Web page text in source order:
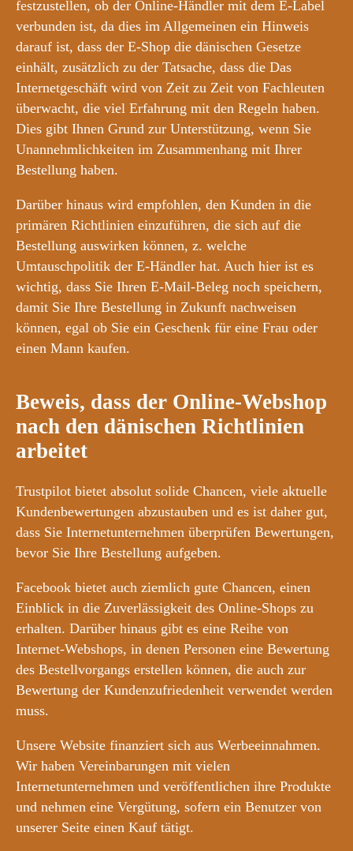
festzustellen, ob der Online-Händler mit dem E-Label
verbunden ist, da dies im Allgemeinen ein Hinweis
darauf ist, dass der E-Shop die dänischen Gesetze
einhält, zusätzlich zu der Tatsache, dass die Das
Internetgeschäft wird von Zeit zu Zeit von Fachleuten
überwacht, die viel Erfahrung mit den Regeln haben.
Dies gibt Ihnen Grund zur Unterstützung, wenn Sie
Unannehmlichkeiten im Zusammenhang mit Ihrer
Bestellung haben.
Darüber hinaus wird empfohlen, den Kunden in die
primären Richtlinien einzuführen, die sich auf die
Bestellung auswirken können, z. welche
Umtauschpolitik der E-Händler hat. Auch hier ist es
wichtig, dass Sie Ihren E-Mail-Beleg noch speichern,
damit Sie Ihre Bestellung in Zukunft nachweisen
können, egal ob Sie ein Geschenk für eine Frau oder
einen Mann kaufen.
Beweis, dass der Online-Webshop
nach den dänischen Richtlinien
arbeitet
Trustpilot bietet absolut solide Chancen, viele aktuelle
Kundenbewertungen abzustauben und es ist daher gut,
dass Sie Internetunternehmen überprüfen Bewertungen,
bevor Sie Ihre Bestellung aufgeben.
Facebook bietet auch ziemlich gute Chancen, einen
Einblick in die Zuverlässigkeit des Online-Shops zu
erhalten. Darüber hinaus gibt es eine Reihe von
Internet-Webshops, in denen Personen eine Bewertung
des Bestellvorgangs erstellen können, die auch zur
Bewertung der Kundenzufriedenheit verwendet werden
muss.
Unsere Website finanziert sich aus Werbeeinnahmen.
Wir haben Vereinbarungen mit vielen
Internetunternehmen und veröffentlichen ihre Produkte
und nehmen eine Vergütung, sofern ein Benutzer von
unserer Seite einen Kauf tätigt.